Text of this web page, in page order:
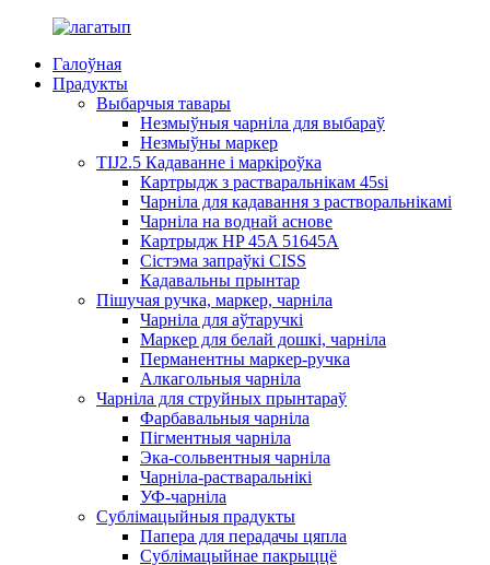
Галоўная
Прадукты
Выбарчыя тавары
Незмыўныя чарніла для выбараў
Незмыўны маркер
TIJ2.5 Кадаванне і маркіроўка
Картрыдж з растваральнікам 45si
Чарніла для кадавання з растворальнікамі
Чарніла на воднай аснове
Картрыдж HP 45A 51645A
Сістэма запраўкі CISS
Кадавальны прынтар
Пішучая ручка, маркер, чарніла
Чарніла для аўтаручкі
Маркер для белай дошкі, чарніла
Перманентны маркер-ручка
Алкагольныя чарніла
Чарніла для струйных прынтараў
Фарбавальныя чарніла
Пігментныя чарніла
Эка-сольвентныя чарніла
Чарніла-растваральнікі
УФ-чарніла
Сублімацыйныя прадукты
Папера для перадачы цяпла
Сублімацыйнае пакрыццё